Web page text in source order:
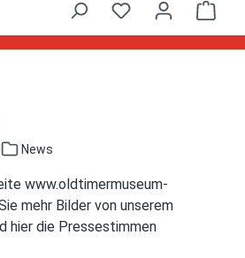
News
www.oldtimermuseum-
mehr Bilder von unserem
hier die Pressestimmen